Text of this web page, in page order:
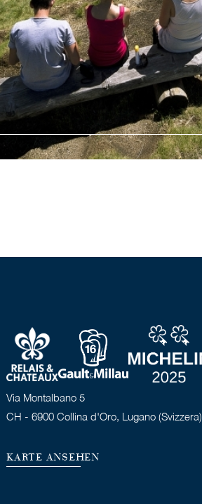
Via Montalbano 5
CH - 6900 Collina d'Oro, Lugano (Svizzera)
KARTE ANSEHEN